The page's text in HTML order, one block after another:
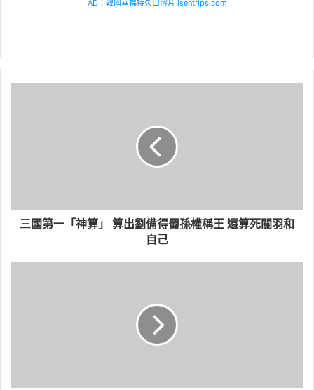
AD：韓國幸福持久口溶片 isentrips.com
三國第一「神算」 算出劉備得蜀孫權稱王 還算死關羽和
自己